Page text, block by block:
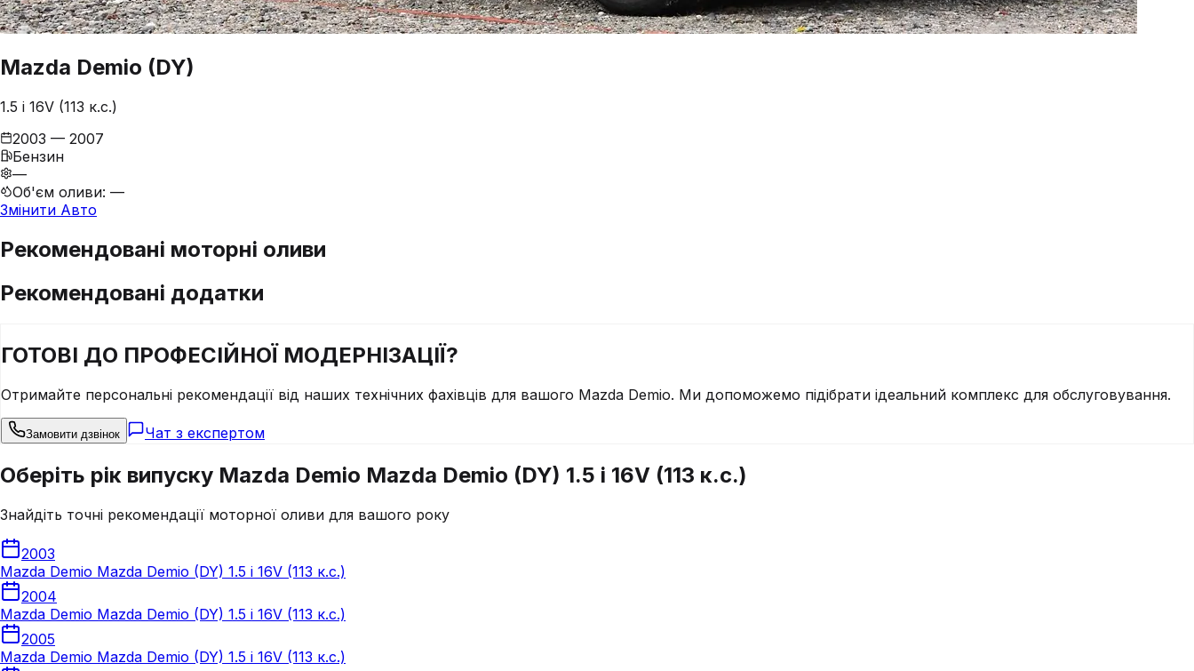
Mazda Demio (DY)
1.5 i 16V (113 к.с.)
2003 — 2007
Бензин
—
Об'єм оливи: —
Змінити Авто
Рекомендовані моторні оливи
Рекомендовані додатки
ГОТОВІ ДО ПРОФЕСІЙНОЇ МОДЕРНІЗАЦІЇ?
Отримайте персональні рекомендації від наших технічних фахівців для вашого Mazda Demio. Ми допоможемо підібрати ідеальний комплекс для обслуговування.
Замовити дзвінок Чат з експертом
Оберіть рік випуску Mazda Demio Mazda Demio (DY) 1.5 i 16V (113 к.с.)
Знайдіть точні рекомендації моторної оливи для вашого року
2003
Mazda Demio Mazda Demio (DY) 1.5 i 16V (113 к.с.)
2004
Mazda Demio Mazda Demio (DY) 1.5 i 16V (113 к.с.)
2005
Mazda Demio Mazda Demio (DY) 1.5 i 16V (113 к.с.)